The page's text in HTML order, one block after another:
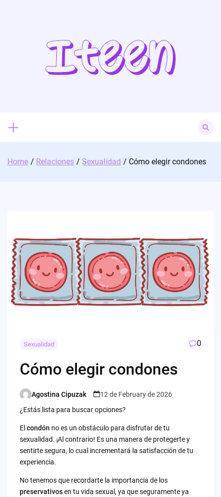
for:
Home Relaciones Sexualidad Cómo elegir condones
Sexualidad 0
Cómo elegir condones
Posted
by
Agostina Cipuzak
12 de February de 2026
¿Estás lista para buscar opciones?
El condón no es un obstáculo para disfrutar de tu
sexualidad. ¡Al contrario! Es una manera de protegerte y
sentirte segura, lo cual incrementará la satisfacción de tu
experiencia.
No tenemos que recordarte la importancia de los
preservativosen tu vida sexual, ya que seguramente ya